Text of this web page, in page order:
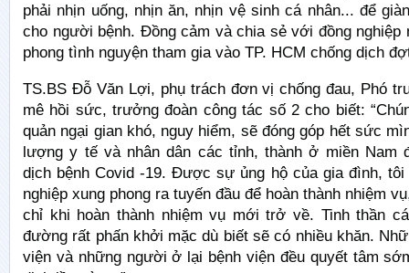
phải nhịn uống, nhịn ăn, nhịn vệ sinh cá nhân... để
cho người bệnh. Đồng cảm và chia sẻ với đồng nghiệp
phong tình nguyện tham gia vào TP. HCM chống dịch
TS.BS Đỗ Văn Lợi, phụ trách đơn vị chống đau, Phó
mê hồi sức, trưởng đoàn công tác số 2 cho biết:
quản ngại gian khó, nguy hiểm, sẽ đóng góp hết sức
lượng y tế và nhân dân các tỉnh, thành ở miền Nam
dịch bệnh Covid -19. Được sự ủng hộ của gia đình, tôi
nghiệp xung phong ra tuyến đầu để hoàn thành nhiệm
chỉ khi hoàn thành nhiệm vụ mới trở về. Tinh thần
đường rất phấn khởi mặc dù biết sẽ có nhiều khăn.
viện và những người ở lại bệnh viện đều quyết tâm